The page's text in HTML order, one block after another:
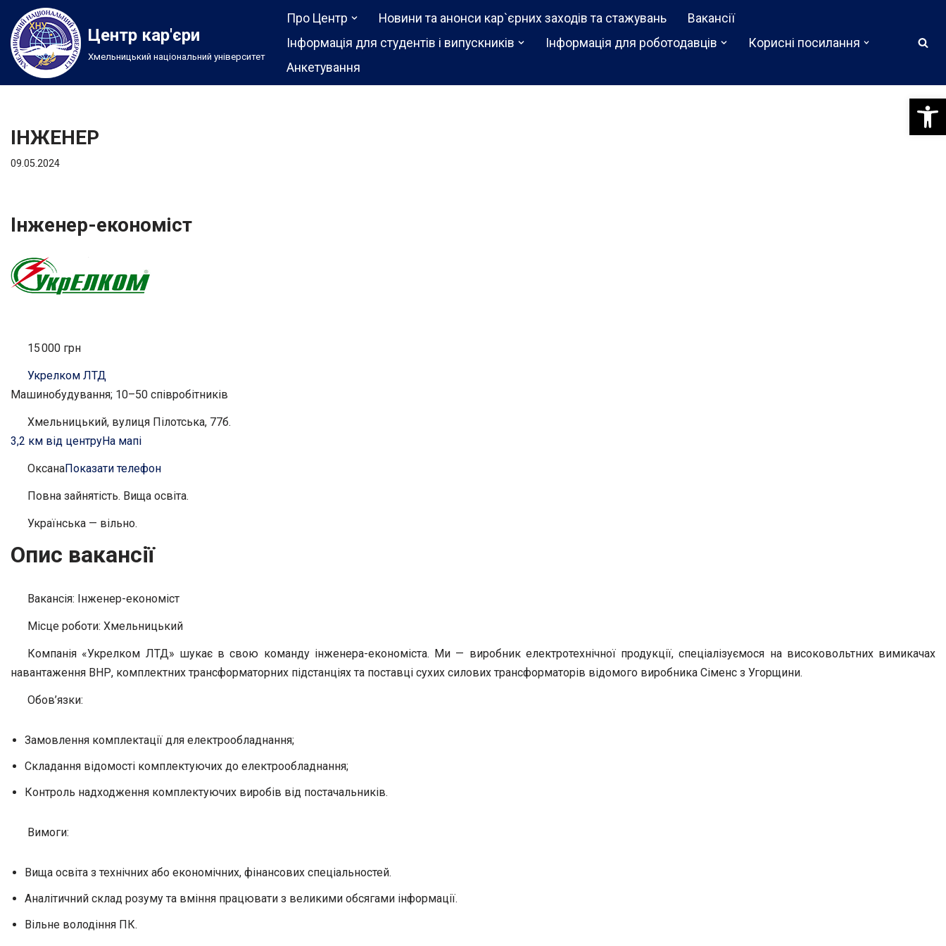
Перейти
до
вмісту
Центр кар'єри
Хмельницький національний університет
Про Центр Новини та анонси кар`єрних заходів та стажувань
Вакансії
Інформація для студентів і випускників
Інформація для роботодавців
Корисні посилання
Анкетування
ІНЖЕНЕР
09.05.2024
Інженер-економіст
15 000 грн
Укрелком ЛТД
Машинобудування; 10–50 співробітників
Хмельницький, вулиця Пілотська, 77б.
3,2 км від центруНа мапі
ОксанаПоказати телефон
Повна зайнятість. Вища освіта.
Українська — вільно.
Опис вакансії
Вакансія: Інженер-економіст
Місце роботи: Хмельницький
Компанія «Укрелком ЛТД» шукає в свою команду інженера-економіста. Ми — виробник електротехнічної продукції, спеціалізуємося на високовольтних вимикачах
навантаження ВНР, комплектних трансформаторних підстанціях та поставці сухих силових трансформаторів відомого виробника Сіменс з Угорщини.
Обов’язки:
Замовлення комплектації для електрообладнання;
Складання відомості комплектуючих до електрообладнання;
Контроль надходження комплектуючих виробів від постачальників.
Вимоги:
Вища освіта з технічних або економічних, фінансових спеціальностей.
Аналітичний склад розуму та вміння працювати з великими обсягами інформації.
Вільне володіння ПК.